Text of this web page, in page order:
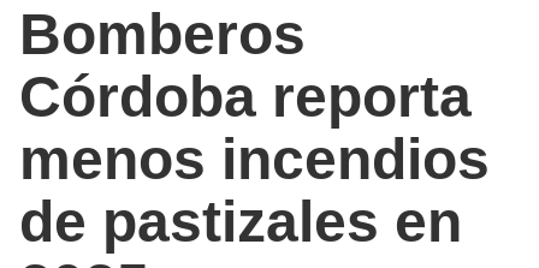
Bomberos
Córdoba reporta
menos incendios
de pastizales en